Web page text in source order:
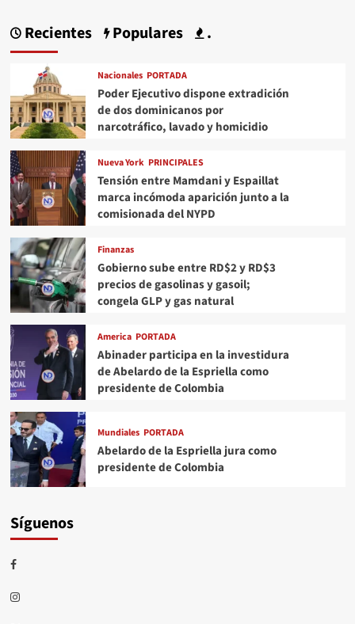
Recientes Populares .
Nacionales PORTADA
Poder Ejecutivo dispone extradición
de dos dominicanos por
narcotráfico, lavado y homicidio
Nueva York PRINCIPALES
Tensión entre Mamdani y Espaillat
marca incómoda aparición junto a la
comisionada del NYPD
Finanzas
Gobierno sube entre RD$2 y RD$3
precios de gasolinas y gasoil;
congela GLP y gas natural
America PORTADA
Abinader participa en la investidura
de Abelardo de la Espriella como
presidente de Colombia
Mundiales PORTADA
Abelardo de la Espriella jura como
presidente de Colombia
Síguenos